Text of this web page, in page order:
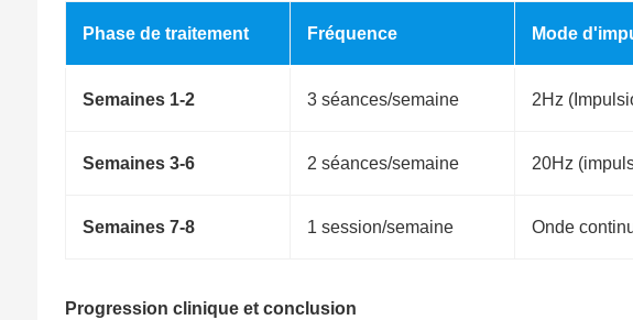
Phase de traitement Fréquence Mode
Semaines 1-2 3 séances/semaine 2Hz
Semaines 3-6 2 séances/semaine 20Hz
Semaines 7-8 1 session/semaine Onde
Progression clinique et conclusion